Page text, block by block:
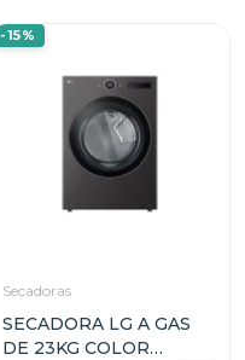
-15%
Secadoras
SECADORA LG A GAS
DE 23KG COLOR